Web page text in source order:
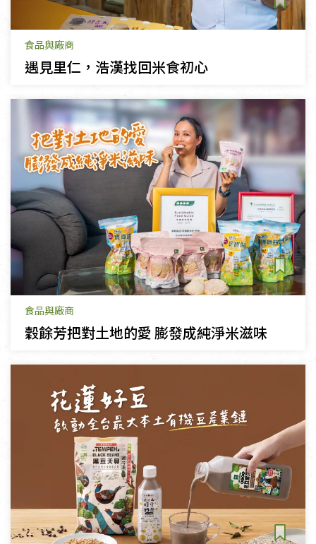
食品與廠商
遇見里仁，浩漢找回米食初心
食品與廠商
穀餘芳把對土地的愛 膨發成純淨米滋味